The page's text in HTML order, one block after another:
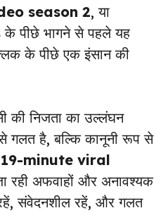
season 2, या
के पीछे भागने से पहले यह
के पीछे एक इंसान की
की निजता का उल्लंघन
गलत है, बल्कि कानूनी रूप से
19-minute viral
रही अफवाहों और अनावश्यक
संवेदनशील रहें, और गलत